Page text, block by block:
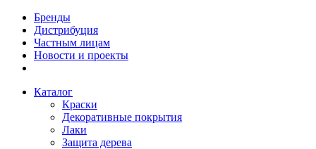
Бренды
Дистрибуция
Частным лицам
Новости и проекты
Каталог
Краски
Декоративные покрытия
Лаки
Защита дерева